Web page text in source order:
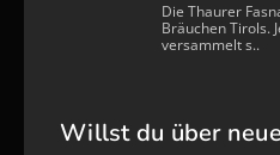
Die Thaurer
Bräuchen Tirols.
versammelt s..
Willst du über